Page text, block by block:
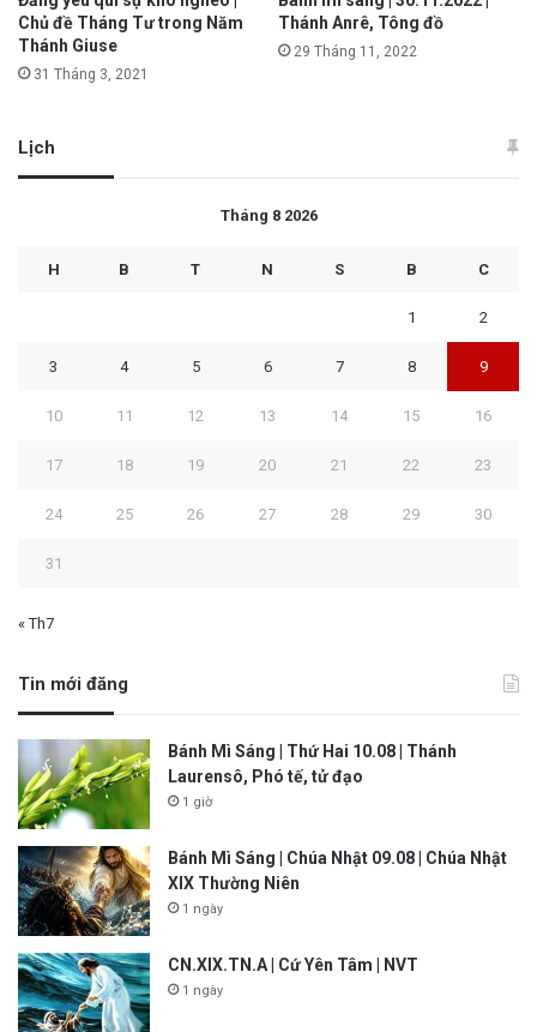
Chủ đề Tháng Tư trong Năm
Thánh Giuse
31 Tháng 3, 2021
Thánh Anrê, Tông đồ
29 Tháng 11, 2022
Lịch
Tháng 8 2026
H B T N S B C
1 2
3 4 5 6 7 8 9
10 11 12 13 14 15 16
17 18 19 20 21 22 23
24 25 26 27 28 29 30
31
« Th7
Tin mới đăng
Bánh Mì Sáng | Thứ Hai 10.08 | Thánh
Laurensô, Phó tế, tử đạo
1 giờ
Bánh Mì Sáng | Chúa Nhật 09.08 | Chúa Nhật
XIX Thường Niên
1 ngày
CN.XIX.TN.A | Cứ Yên Tâm | NVT
1 ngày